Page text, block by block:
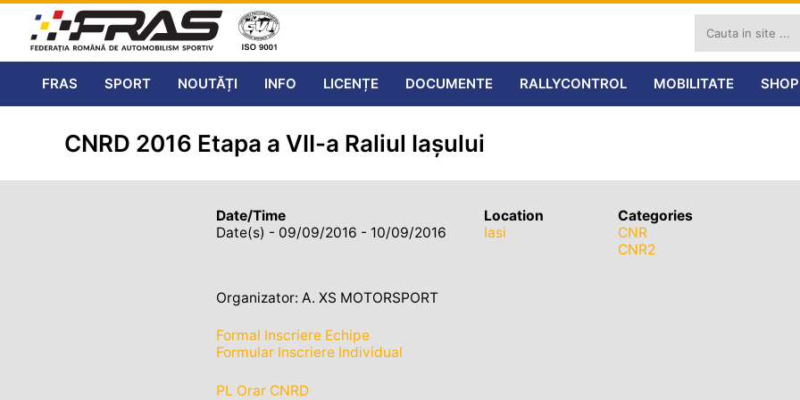
FRAS SPORT NOUTĂȚI INFO LICENȚE DOCUMENTE RALLYCONTROL MOBILITATE SHOP
CNRD 2016 Etapa a VII-a Raliul Iașului
Date/Time
Date(s) - 09/09/2016 - 10/09/2016
Location
Iasi
Categories
CNR
CNR2
Organizator: A. XS MOTORSPORT
Formal Inscriere Echipe
Formular Inscriere Individual
PL Orar CNRD